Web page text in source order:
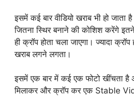
इसमें कई बार वीडियो खराब भी हो जाता
जितना स्थिर बनाने की कोशिश करेंगे
ही क्रॉप होता चला जाएगा। ज्यादा
खराब लगने लगता।
इसमें एक बार में कई एक फोटो खींचता
मिलाकर और क्रॉप कर एक Stable